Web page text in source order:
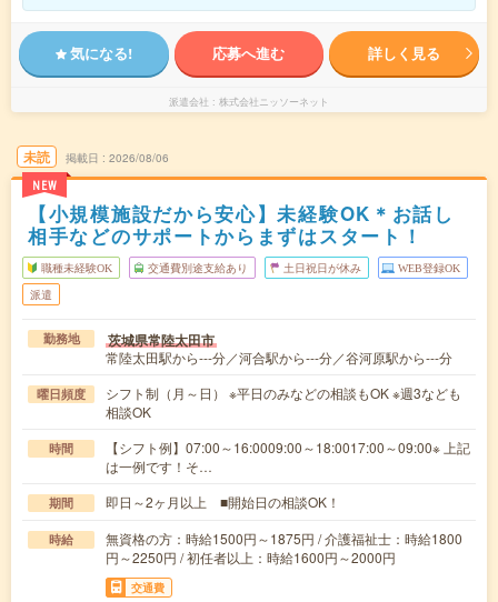
気になる! 応募へ進む 詳しく見る
派遣会社 株式会社ニッソーネット
未読
NEW
掲載日 2026/08/06
【小規模施設だから安心】未経験OK＊お話し
相手などのサポートからまずはスタート！
職種未経験OK 交通費別途支給あり 土日祝日が休み WEB登録OK
派遣
勤務地 茨城県常陸太田市
常陸太田駅から---分／河合駅から---分／谷河原駅から---分
曜日頻度
シフト制（月～日） ※平日のみなどの相談もOK ※週3なども
相談OK
時間
【シフト例】07:00～16:0009:00～18:0017:00～09:00※ 上記
は一例です！そ…
期間 即日～2ヶ月以上 ■開始日の相談OK！
時給
無資格の方：時給1500円～1875円 / 介護福祉士：時給1800
円～2250円 / 初任者以上：時給1600円～2000円
交通費